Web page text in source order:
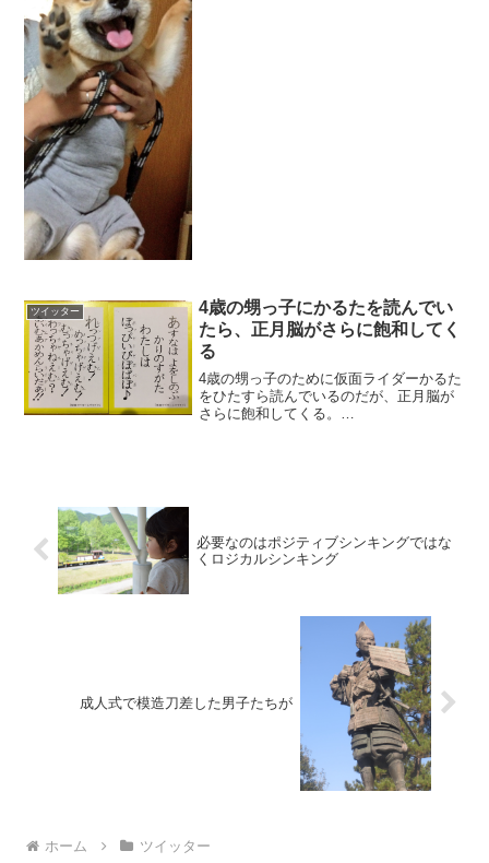
ツイッター
4歳の甥っ子にかるたを読んでい
たら、正月脳がさらに飽和してく
る
4歳の甥っ子のために仮面ライダーかるた
をひたすら読んでいるのだが、正月脳が
さらに飽和してくる。
必要なのはポジティブシンキングではな
くロジカルシンキング
成人式で模造刀差した男子たちが
ホーム ツイッター